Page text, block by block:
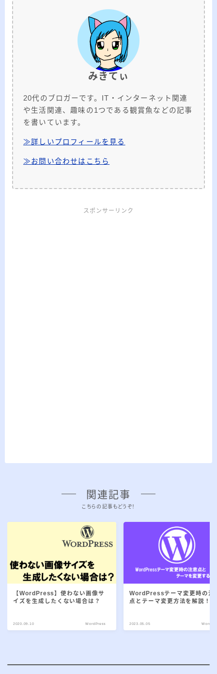
みきてぃ
20代のブロガーです。IT・インターネット関連
や生活関連、趣味の1つである観賞魚などの記事
を書いています。
≫詳しいプロフィールを見る
≫お問い合わせはこちら
スポンサーリンク
関連記事
こちらの記事もどうぞ！
【WordPress】使わない画像サ
イズを生成したくない場合は？
2020.09.10 WordPress
WordPressテーマ変更時の注
点とテーマ変更方法を解説！
2023.05.05